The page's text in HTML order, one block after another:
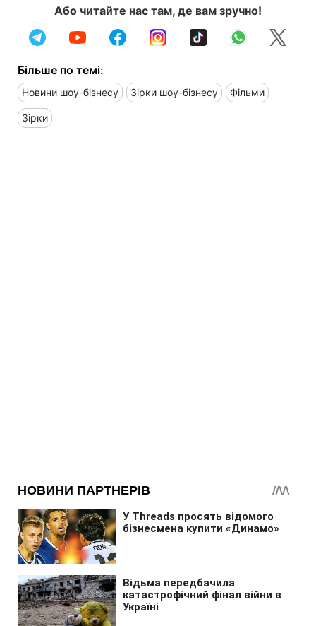
Або читайте нас там, де вам зручно!
Більше по темі:
Новини шоу-бізнесу Зірки шоу-бізнесу Фільми
Зірки